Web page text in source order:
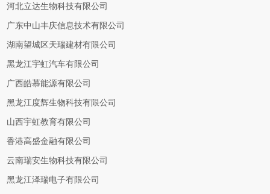
河北立达生物科技有限公司
广东中山丰庆信息技术有限公司
湖南望城区天瑞建材有限公司
黑龙江宇虹汽车有限公司
广西皓慕能源有限公司
黑龙江度辉生物科技有限公司
山西宇虹教育有限公司
香港高盛金融有限公司
云南瑞安生物科技有限公司
黑龙江泽瑞电子有限公司